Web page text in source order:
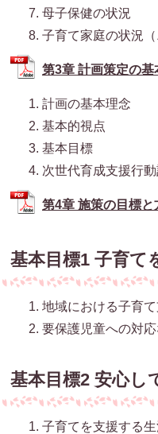
母子保健の状況
子育て家庭の状況（
第3章 計画策定の
計画の基本理念
基本的視点
基本目標
次世代育成支援行
第4章 施策の目標
基本目標1 子育て
地域における子育
要保護児童への対
基本目標2 安心し
子育てを支援する